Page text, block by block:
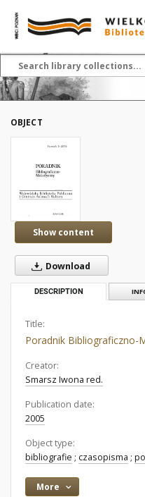
OBJECT
Show content
Download
DESCRIPTION
Title:
Poradnik Bibliograficzno-
Creator:
Smarsz Iwona red.
Publication date:
2005
Object type:
bibliografie ; czasopisma ;
More